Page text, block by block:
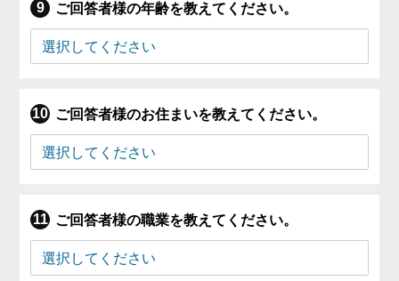
ご回答者様の年齢を教えてください。
ご回答者様のお住まいを教えてください。
ご回答者様の職業を教えてください。